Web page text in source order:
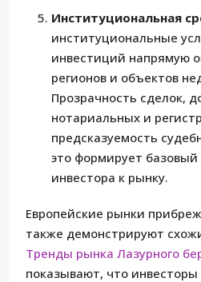
Институциональная
институциональные
инвестиций напрямую
регионов и объектов
Прозрачность сделок,
нотариальных и
предсказуемость
это формирует базовый
инвестора к рынку.
Европейские рынки
также демонстрируют
Тренды рынка Лазурного
показывают, что